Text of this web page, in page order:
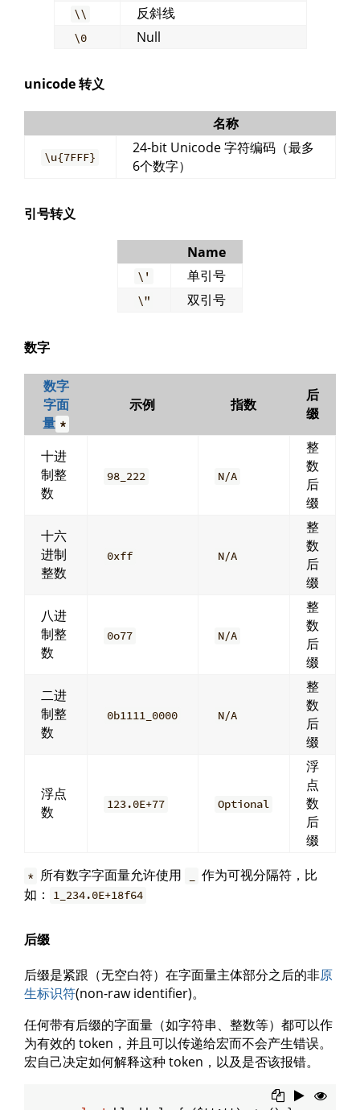
\\ 反斜线
\0 Null
unicode 转义
名称
\u{7FFF}
24-bit Unicode 字符编码（最多
6个数字）
引号转义
Name
\' 单引号
\" 双引号
数字
数字
字面
量 *
示例 指数
后
缀
十进
制整
数
98_222 N/A
整
数
后
缀
十六
进制
整数
0xff N/A
整
数
后
缀
八进
制整
数
0o77 N/A
整
数
后
缀
二进
制整
数
0b1111_0000 N/A
整
数
后
缀
浮点
数
123.0E+77 Optional
浮
点
数
后
缀
* 所有数字字面量允许使用
作为可视分隔符，比
如：
1_234.0E+18f64
后缀
后缀是紧跟（无空白符）在字面量主体部分之后的非原
生标识符(non-raw identifier)。
任何带有后缀的字面量（如字符串、整数等）都可以作
为有效的 token，并且可以传递给宏而不会产生错误。
宏自己决定如何解释这种 token，以及是否该报错。